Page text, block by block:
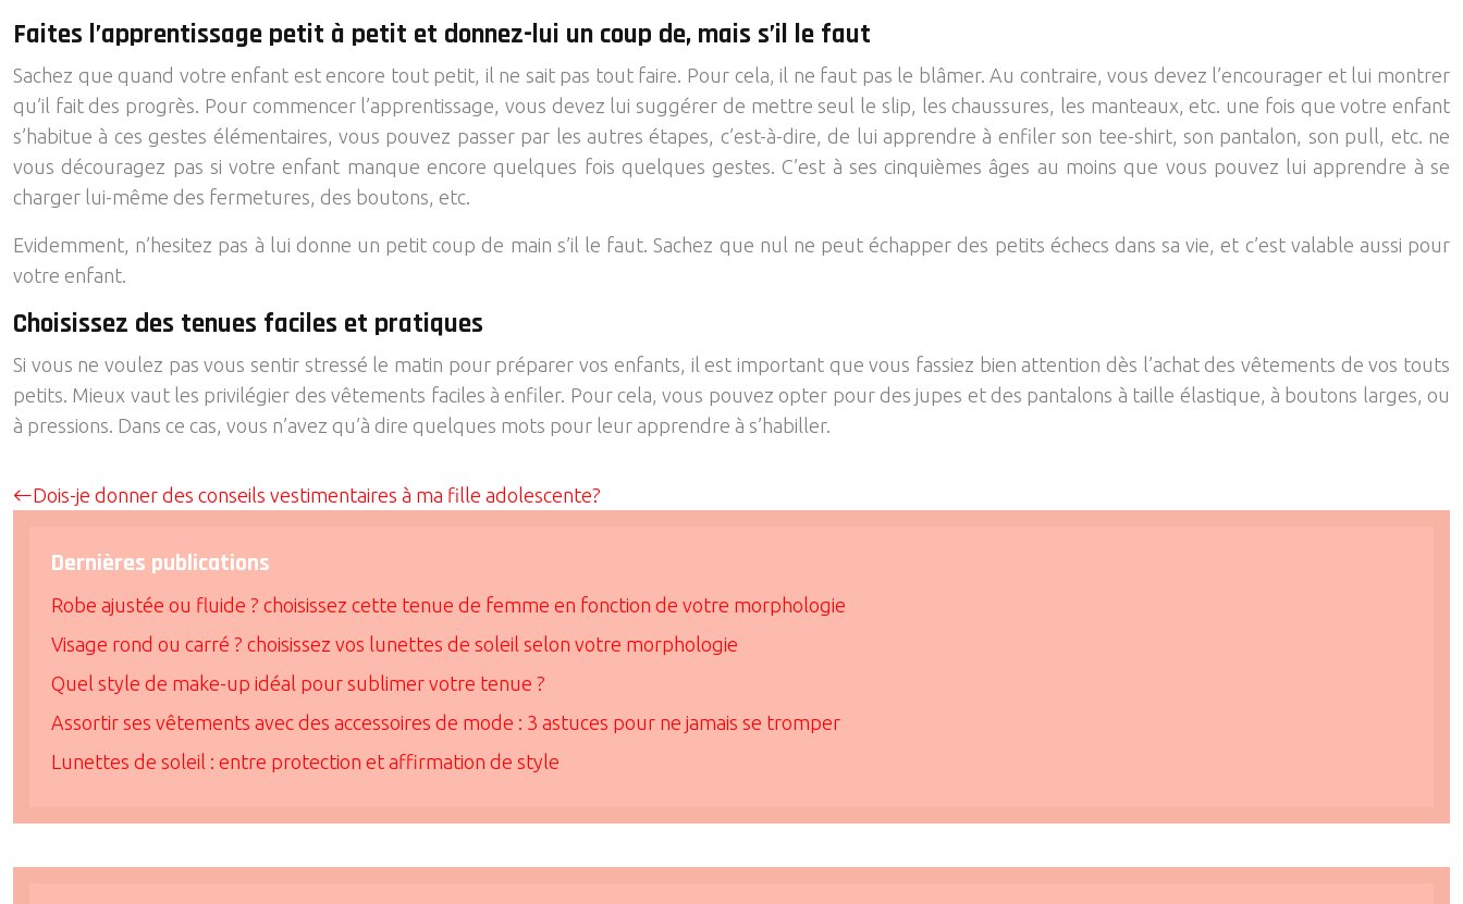
Faites l’apprentissage petit à petit et donnez-lui un coup de, mais s’il le faut
Sachez que quand votre enfant est encore tout petit, il ne sait pas tout faire. Pour cela, il ne faut pas le blâmer. Au contraire, vous devez l’encourager et lui montrer
qu’il fait des progrès. Pour commencer l’apprentissage, vous devez lui suggérer de mettre seul le slip, les chaussures, les manteaux, etc. une fois que votre enfant
s’habitue à ces gestes élémentaires, vous pouvez passer par les autres étapes, c’est-à-dire, de lui apprendre à enfiler son tee-shirt, son pantalon, son pull, etc. ne
vous découragez pas si votre enfant manque encore quelques fois quelques gestes. C’est à ses cinquièmes âges au moins que vous pouvez lui apprendre à se
charger lui-même des fermetures, des boutons, etc.
Evidemment, n’hesitez pas à lui donne un petit coup de main s’il le faut. Sachez que nul ne peut échapper des petits échecs dans sa vie, et c’est valable aussi pour
votre enfant.
Choisissez des tenues faciles et pratiques
Si vous ne voulez pas vous sentir stressé le matin pour préparer vos enfants, il est important que vous fassiez bien attention dès l’achat des vêtements de vos touts
petits. Mieux vaut les privilégier des vêtements faciles à enfiler. Pour cela, vous pouvez opter pour des jupes et des pantalons à taille élastique, à boutons larges, ou
à pressions. Dans ce cas, vous n’avez qu’à dire quelques mots pour leur apprendre à s’habiller.
Dois-je donner des conseils vestimentaires à ma fille adolescente?
Dernières publications
Robe ajustée ou fluide ? choisissez cette tenue de femme en fonction de votre morphologie
Visage rond ou carré ? choisissez vos lunettes de soleil selon votre morphologie
Quel style de make-up idéal pour sublimer votre tenue ?
Assortir ses vêtements avec des accessoires de mode : 3 astuces pour ne jamais se tromper
Lunettes de soleil : entre protection et affirmation de style